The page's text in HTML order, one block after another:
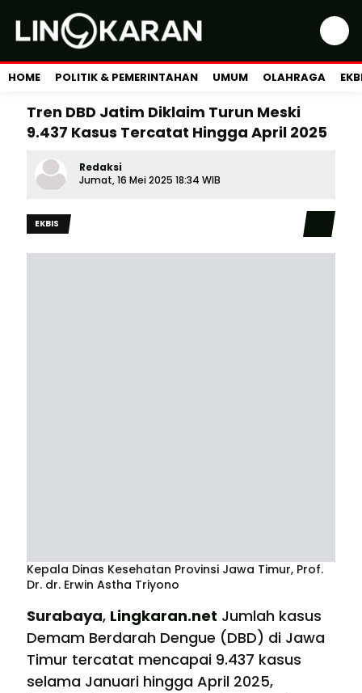
HOME POLITIK & PEMERINTAHAN UMUM OLAHRAGA
Tren DBD Jatim Diklaim Turun Meski
9.437 Kasus Tercatat Hingga April 2025
Redaksi
Jumat, 16 Mei 2025 18:34 WIB
EKBIS
Kepala Dinas Kesehatan Provinsi Jawa Timur, Prof.
Dr. dr. Erwin Astha Triyono
Surabaya, Lingkaran.net Jumlah kasus
Demam Berdarah Dengue (DBD) di Jawa
Timur tercatat mencapai 9.437 kasus
selama Januari hingga April 2025,